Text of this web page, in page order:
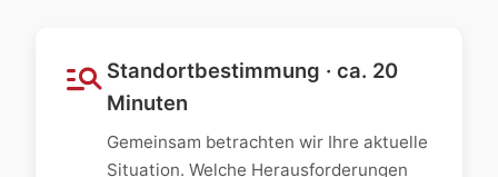
manage_search Standortbestimmung · ca. 20
Minuten
Gemeinsam betrachten wir Ihre aktuelle
Situation. Welche Herausforderungen